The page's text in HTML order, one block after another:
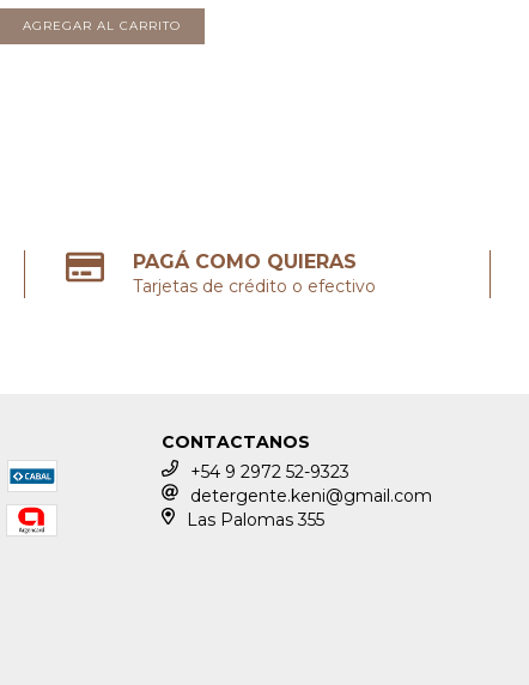
AGREGAR AL CARRITO
PAGÁ COMO QUIERAS
Tarjetas de crédito o efectivo
CONTACTANOS
+54 9 2972 52-9323
detergente.keni@gmail.com
Las Palomas 355